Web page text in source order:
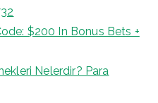
$200 In Bonus Bets +
Nelerdir? Para